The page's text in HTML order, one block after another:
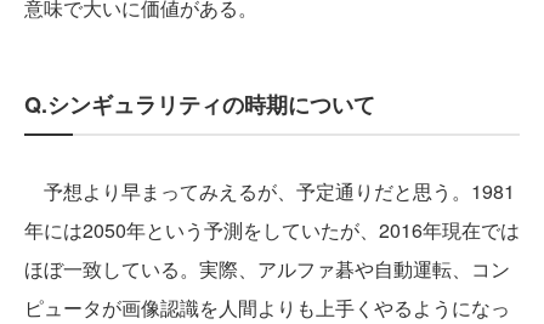
意味で大いに価値がある。
Q.シンギュラリティの時期について
予想より早まってみえるが、予定通りだと思う。1981
年には2050年という予測をしていたが、2016年現在では
ほぼ一致している。実際、アルファ碁や自動運転、コン
ピュータが画像認識を人間よりも上手くやるようになっ